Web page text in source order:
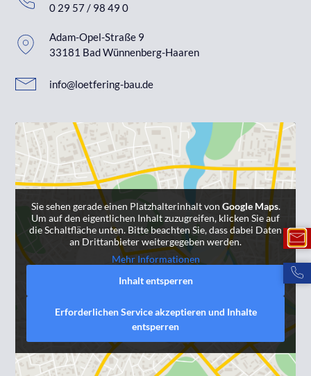
Sie sehen gerade einen Platzhalterinhalt von Google Maps.
Um auf den eigentlichen Inhalt zuzugreifen, klicken Sie auf
die Schaltfläche unten. Bitte beachten Sie, dass dabei Daten
an Drittanbieter weitergegeben werden.
Mehr Informationen
Inhalt entsperren
Erforderlichen Service akzeptieren und Inhalte
entsperren
0 29 57 / 98 49 0
Adam-Opel-Straße 9
33181 Bad Wünnenberg-Haaren
info@loetfering-bau.de